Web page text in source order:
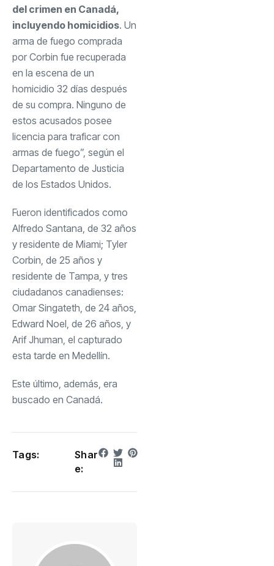
del crimen en Canadá,
incluyendo homicidios. Un
arma de fuego comprada
por Corbin fue recuperada
en la escena de un
homicidio 32 días después
de su compra. Ninguno de
estos acusados ​​posee
licencia para traficar con
armas de fuego”, según el
Departamento de Justicia
de los Estados Unidos.
Fueron identificados como
Alfredo Santana, de 32 años
y residente de Miami; Tyler
Corbin, de 25 años y
residente de Tampa, y tres
ciudadanos canadienses:
Omar Singateth, de 24 años,
Edward Noel, de 26 años, y
Arif Jhuman, el capturado
esta tarde en Medellín.
Este último, además, era
buscado en Canadá.
Tags:
Shar
e: